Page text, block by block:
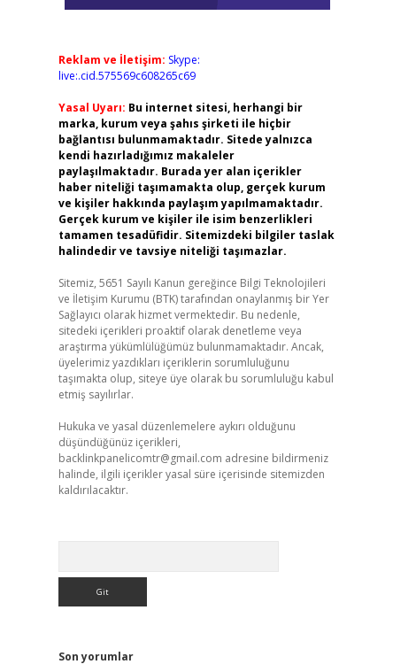
Reklam ve İletişim: Skype:
live:.cid.575569c608265c69
Yasal Uyarı: Bu internet sitesi, herhangi bir
marka, kurum veya şahıs şirketi ile hiçbir
bağlantısı bulunmamaktadır. Sitede yalnızca
kendi hazırladığımız makaleler
paylaşılmaktadır. Burada yer alan içerikler
haber niteliği taşımamakta olup, gerçek kurum
ve kişiler hakkında paylaşım yapılmamaktadır.
Gerçek kurum ve kişiler ile isim benzerlikleri
tamamen tesadüfidir. Sitemizdeki bilgiler taslak
halindedir ve tavsiye niteliği taşımazlar.
Sitemiz, 5651 Sayılı Kanun gereğince Bilgi Teknolojileri
ve İletişim Kurumu (BTK) tarafından onaylanmış bir Yer
Sağlayıcı olarak hizmet vermektedir. Bu nedenle,
sitedeki içerikleri proaktif olarak denetleme veya
araştırma yükümlülüğümüz bulunmamaktadır. Ancak,
üyelerimiz yazdıkları içeriklerin sorumluluğunu
taşımakta olup, siteye üye olarak bu sorumluluğu kabul
etmiş sayılırlar.
Hukuka ve yasal düzenlemelere aykırı olduğunu
düşündüğünüz içerikleri,
backlinkpanelicomtr@gmail.com adresine bildirmeniz
halinde, ilgili içerikler yasal süre içerisinde sitemizden
kaldırılacaktır.
Son yorumlar